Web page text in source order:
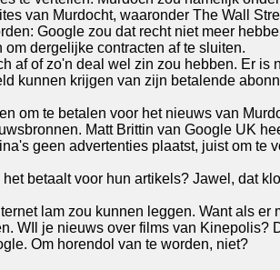
van Murdocht, waaronder The Wall
Google zou dat recht niet meer
dergelijke contracten af te sluiten.
af of zo'n deal wel zin zou hebben. Er is
kunnen krijgen van zijn betalende
om te betalen voor het nieuws van
Matt Brittin van Google UK
geen advertenties plaatst, juist om te
betaalt voor hun artikels? Jawel, dat
lam zou kunnen leggen. Want als er
WIl je nieuws over films van Kinepolis?
Om horendol van te worden, niet?